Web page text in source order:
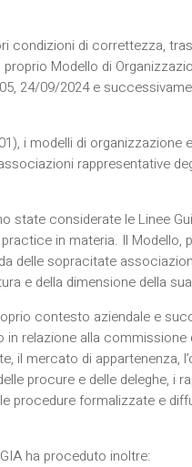
condizioni di correttezza,
Modello di
24/09/2024 e
i modelli di organizzazione
rappresentative
state considerate le Linee
in materia. Il Modello,
delle sopracitate
e della dimensione della
contesto aziendale e
relazione alla commissione
il mercato di appartenenza,
procure e delle deleghe, i
procedure formalizzate e
ha proceduto inoltre: